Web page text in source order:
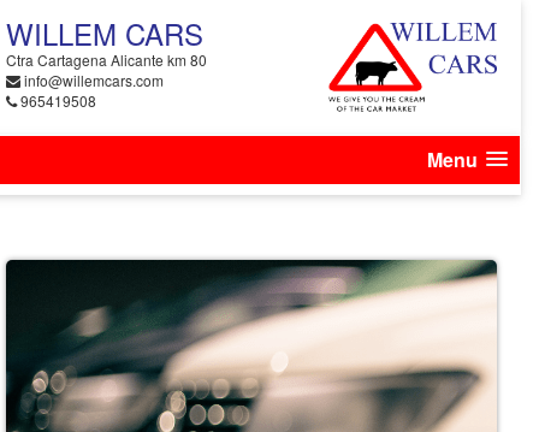
WILLEM CARS
Ctra Cartagena Alicante km 80
info@willemcars.com
965419508
Menu